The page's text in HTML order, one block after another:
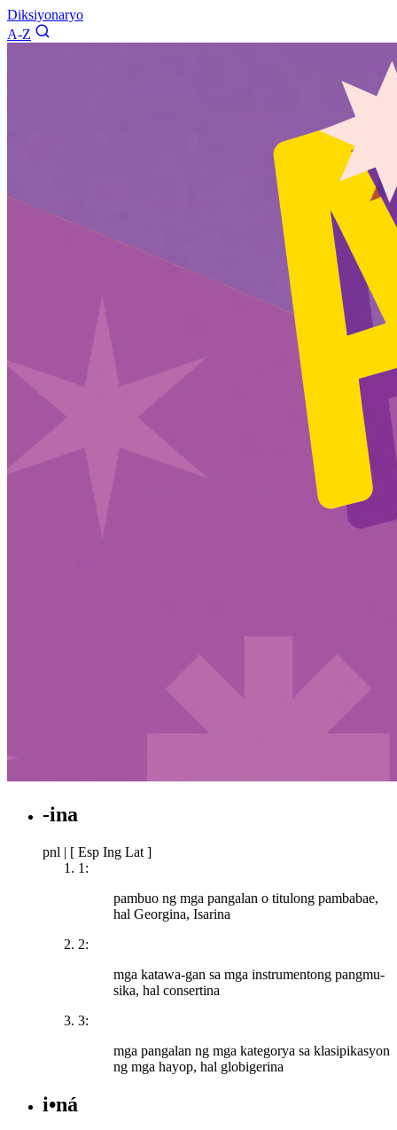
Diksiyonaryo
A-Z
-ina
pnl | [ Esp Ing Lat ]
1:
pambuo ng mga pangalan o titulong pambabae,
hal Georgina, Isarina
2:
mga katawa-gan sa mga instrumentong pangmu-
sika, hal consertina
3:
mga pangalan ng mga kategorya sa klasipikasyon
ng mga hayop, hal globigerina
i•ná